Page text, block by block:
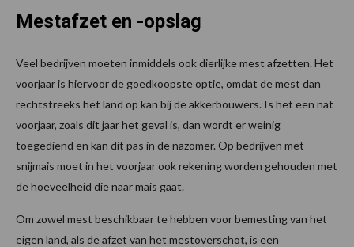
Mestafzet en -opslag
Veel bedrijven moeten inmiddels ook dierlijke mest afzetten. Het
voorjaar is hiervoor de goedkoopste optie, omdat de mest dan
rechtstreeks het land op kan bij de akkerbouwers. Is het een nat
voorjaar, zoals dit jaar het geval is, dan wordt er weinig
toegediend en kan dit pas in de nazomer. Op bedrijven met
snijmais moet in het voorjaar ook rekening worden gehouden met
de hoeveelheid die naar mais gaat.
Om zowel mest beschikbaar te hebben voor bemesting van het
eigen land, als de afzet van het mestoverschot, is een